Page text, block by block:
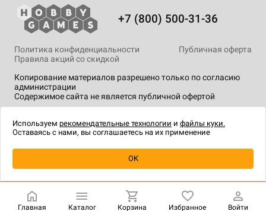
Уведомить о наличии
+7 (800) 500-31-36
Копирование материалов разрешено только по согласию
администрации
Содержимое сайта не является публичной офертой
Политика конфиденциальности
Публичная оферта
Правила акций со скидкой
технологии.
Главная Каталог Корзина Избранное Войти
Используем рекомендательные технологии и файлы куки.
Оставаясь с нами, вы соглашаетесь на их применение
OK